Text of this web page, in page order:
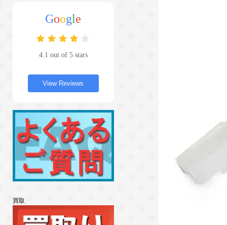
Google
4.1 out of 5 stars
View Reviews
買取